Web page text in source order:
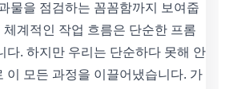
물을 점검하는 꼼꼼함까지 보여줍
계적인 작업 흐름은 단순한 프롬
다. 하지만 우리는 단순하다 못해 안
이 모든 과정을 이끌어냈습니다. 가